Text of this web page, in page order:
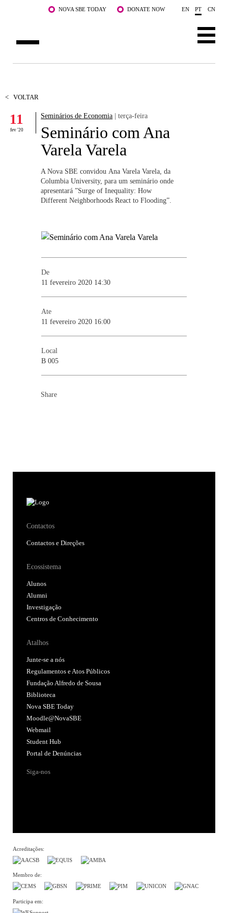
Saltar para o conteúdo principalNOVA SBE TODAY DONATE NOW EN PT CN
DOCENTES E INVESTIGAÇÃO
COMUNIDADE
WHAT'S HAPPENING
< VOLTAR
11
fev '20
Seminários de Economia | terça-feira
Seminário com Ana
Varela Varela
A Nova SBE convidou Ana Varela Varela, da
Columbia University, para um seminário onde
apresentará ”Surge of Inequality: How
Different Neighborhoods React to Flooding”.
De
11 fevereiro 2020 14:30
Ate
11 fevereiro 2020 16:00
Local
B 005
Share
Contactos
Contactos e Direções
Ecossistema
Alunos
Alumni
Investigação
Centros de Conhecimento
Atalhos
Junte-se a nós
Regulamentos e Atos Públicos
Fundação Alfredo de Sousa
Biblioteca
Nova SBE Today
Moodle@NovaSBE
Webmail
Student Hub
Portal de Denúncias
Siga-nos
Acreditações:
Membro de:
Participa em: